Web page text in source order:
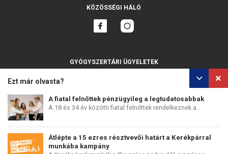
Ezt már olvasta?
A fiatal felnőttek pénzügyileg a legtudatosabbak
A 18 és 34 év közötti fiatal felnőttek rendelkeznek a...
Átlépte a 15 ezres résztvevői határt a Kerékpárral
munkába kampány
KÖZÖSSÉGI HÁLÓ
GYÓGYSZERTÁRI ÜGYELETEK
SZEMÉLYES ADATOK VÉDELME
COPYRIGHT © PERFECTS, A.S. WEB DESIGN: EPIX MEDIA